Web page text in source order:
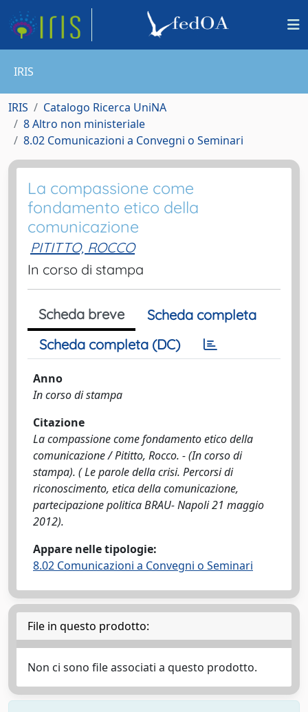
IRIS
IRIS
Catalogo Ricerca UniNA
8 Altro non ministeriale
8.02 Comunicazioni a Convegni o Seminari
La compassione come
fondamento etico della
comunicazione
PITITTO, ROCCO
In corso di stampa
Scheda breve
Scheda completa
Scheda completa (DC)
Anno
In corso di stampa
Citazione
La compassione come fondamento etico della
comunicazione / Pititto, Rocco. - (In corso di
stampa). ( Le parole della crisi. Percorsi di
riconoscimento, etica della comunicazione,
partecipazione politica BRAU- Napoli 21 maggio
2012).
Appare nelle tipologie:
8.02 Comunicazioni a Convegni o Seminari
File in questo prodotto:
Non ci sono file associati a questo prodotto.